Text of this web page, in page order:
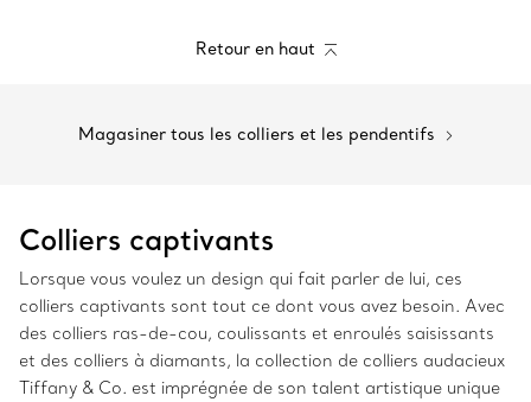
Retour en haut
Magasiner tous les colliers et les pendentifs
Colliers captivants
Lorsque vous voulez un design qui fait parler de lui, ces
colliers captivants sont tout ce dont vous avez besoin. Avec
des colliers ras-de-cou, coulissants et enroulés saisissants
et des colliers à diamants, la collection de colliers audacieux
Tiffany & Co. est imprégnée de son talent artistique unique